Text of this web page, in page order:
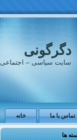
دگرگونی
سایت سیاسی – اجتماعی
خانه تماس با ما
ها